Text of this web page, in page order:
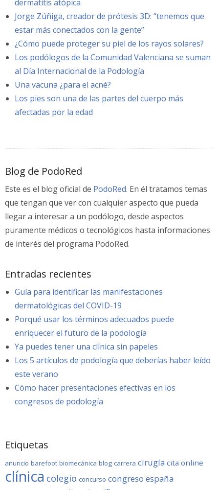
dermatitis atópica
Jorge Zúñiga, creador de prótesis 3D: “tenemos que
estar más conectados con la gente”
¿Cómo puede proteger su piel de los rayos solares?
Los podólogos de la Comunidad Valenciana se suman
al Día Internacional de la Podología
Una vacuna ¿para el acné?
Los pies son una de las partes del cuerpo más
afectadas por la edad
Blog de PodoRed
Este es el blog oficial de PodoRed. En él tratamos temas
que tengan que ver con cualquier aspecto que pueda
llegar a interesar a un podólogo, desde aspectos
puramente médicos o tecnológicos hasta informaciones
de interés del programa PodoRed.
Entradas recientes
Guía para identificar las manifestaciones
dermatológicas del COVID-19
Porqué usar los términos adecuados puede
enriquecer el futuro de la podología
Ya puedes tener una clínica sin papeles
Los 5 artículos de podología que deberías haber leído
este verano
Cómo hacer presentaciones efectivas en los
congresos de podología
Etiquetas
anuncio barefoot biomecánica blog carrera cirugía cita online
clínica colegio concurso congreso españa